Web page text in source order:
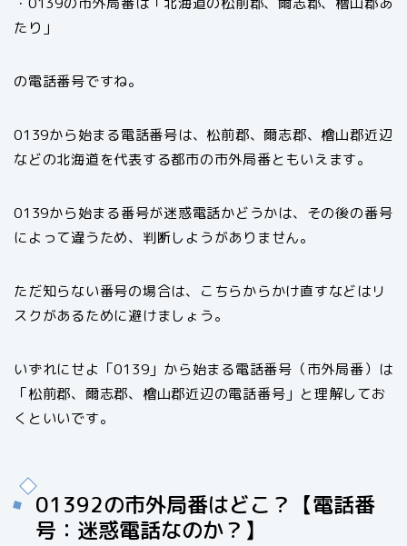
たり」
の電話番号ですね。
0139から始まる電話番号は、松前郡、爾志郡、檜山郡近辺
などの北海道を代表する都市の市外局番ともいえます。
0139から始まる番号が迷惑電話かどうかは、その後の番号
によって違うため、判断しようがありません。
ただ知らない番号の場合は、こちらからかけ直すなどはリ
スクがあるために避けましょう。
いずれにせよ「0139」から始まる電話番号（市外局番）は
「松前郡、爾志郡、檜山郡近辺の電話番号」と理解してお
くといいです。
01392の市外局番はどこ？【電話番
号：迷惑電話なのか？】